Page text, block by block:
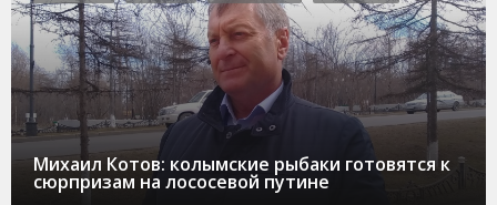
Михаил Котов: колымские рыбаки готовятся к
сюрпризам на лососевой путине